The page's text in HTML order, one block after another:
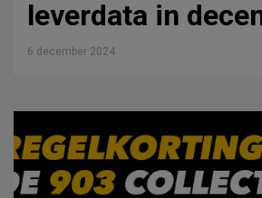
leverdata in
6 december 2024